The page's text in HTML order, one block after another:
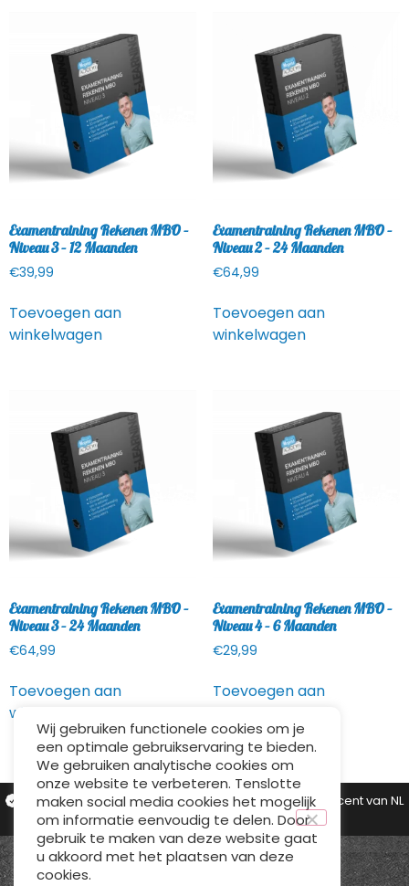
Examentraining Rekenen MBO –
Niveau 3 – 12 Maanden
€39,99
Toevoegen aan
winkelwagen
Examentraining Rekenen MBO –
Niveau 2 – 24 Maanden
€64,99
Toevoegen aan
winkelwagen
Examentraining Rekenen MBO –
Niveau 3 – 24 Maanden
€64,99
Toevoegen aan
winkelwagen
Examentraining Rekenen MBO –
Niveau 4 – 6 Maanden
€29,99
Toevoegen aan
25.000+ tevreden studenten
Dé (online) rekendocent van NL
Verkozen tot Leraar van het Jaar
Webshop doorBEWISE Solutions
Wij gebruiken functionele cookies om je
een optimale gebruikservaring te bieden.
We gebruiken analytische cookies om
onze website te verbeteren. Tenslotte
maken social media cookies het mogelijk
om informatie eenvoudig te delen. Door
gebruik te maken van deze website gaat
u akkoord met het plaatsen van deze
cookies.